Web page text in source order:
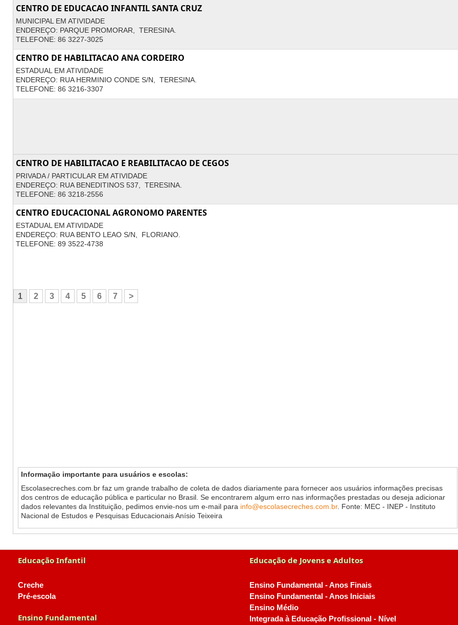
CENTRO DE EDUCACAO INFANTIL SANTA CRUZ
MUNICIPAL EM ATIVIDADE
ENDEREÇO: PARQUE PROMORAR, TERESINA.
TELEFONE: 86 3227-3025
CENTRO DE HABILITACAO ANA CORDEIRO
ESTADUAL EM ATIVIDADE
ENDEREÇO: RUA HERMINIO CONDE S/N, TERESINA.
TELEFONE: 86 3216-3307
CENTRO DE HABILITACAO E REABILITACAO DE CEGOS
PRIVADA / PARTICULAR EM ATIVIDADE
ENDEREÇO: RUA BENEDITINOS 537, TERESINA.
TELEFONE: 86 3218-2556
CENTRO EDUCACIONAL AGRONOMO PARENTES
ESTADUAL EM ATIVIDADE
ENDEREÇO: RUA BENTO LEAO S/N, FLORIANO.
TELEFONE: 89 3522-4738
1 2 3 4 5 6 7 >
Informação importante para usuários e escolas:
Escolasecreches.com.br faz um grande trabalho de coleta de dados diariamente para fornecer aos usuários informações precisas
dos centros de educação pública e particular no Brasil. Se encontrarem algum erro nas informações prestadas ou deseja adicionar
dados relevantes da Instituição, pedimos envie-nos um e-mail para info@escolasecreches.com.br. Fonte: MEC - INEP - Instituto
Nacional de Estudos e Pesquisas Educacionais Anísio Teixeira
Educação Infantil
Creche
Pré-escola
Ensino Fundamental
Educação de Jovens e Adultos
Ensino Fundamental - Anos Finais
Ensino Fundamental - Anos Iniciais
Ensino Médio
Integrada à Educação Profissional - Nível